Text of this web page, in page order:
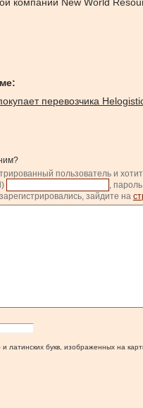
перевозчика
пользователь и
, пароль
зайдите на
латинских букв, изображенных на